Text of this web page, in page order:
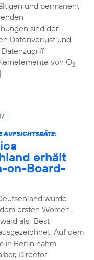
und permanent
sind der
Datenverlust und
von O2
AUFSICHTSRÄTE:
erhält
on-Board-
wurde
ersten Women-
als „Best
Auf dem
in Berlin nahm
Director